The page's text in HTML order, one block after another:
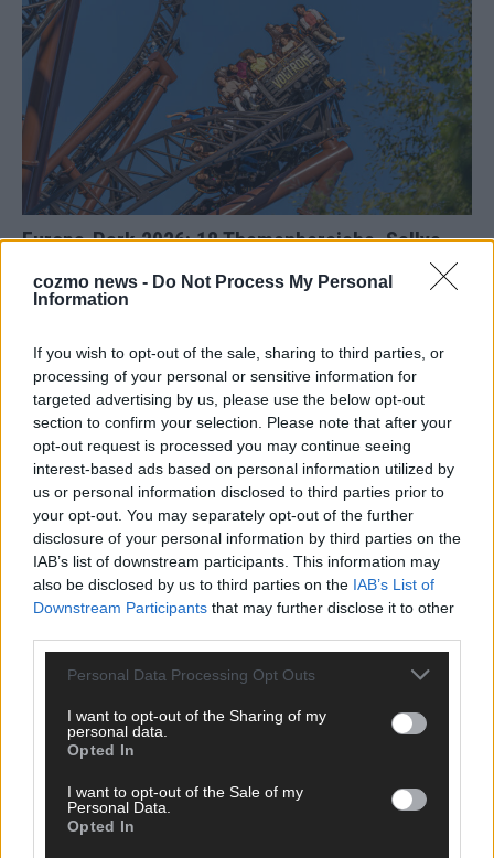
cozmo news - Do Not Process My Personal
Information
If you wish to opt-out of the sale, sharing to third parties, or
processing of your personal or sensitive information for
targeted advertising by us, please use the below opt-out
section to confirm your selection. Please note that after your
opt-out request is processed you may continue seeing
interest-based ads based on personal information utilized by
us or personal information disclosed to third parties prior to
your opt-out. You may separately opt-out of the further
disclosure of your personal information by third parties on the
IAB’s list of downstream participants. This information may
also be disclosed by us to third parties on the IAB’s List of
Downstream Participants that may further disclose it to other
Personal Data Processing Opt Outs
I want to opt-out of the Sharing of my
personal data.
Opted In
I want to opt-out of the Sale of my
Personal Data.
Opted In
Europa-Park 2026: 18 Themenbereiche, Sallys
Café, Westernbrauerei und Snorri im Kino
Juni 2026
ESC 2026: Ein Sieger, der klar überzeugt – und
eine Debatte, die nicht aufhört
KOMMENTAR
EUROVISION
große Abschlussbild aus Wien
Mai 2026